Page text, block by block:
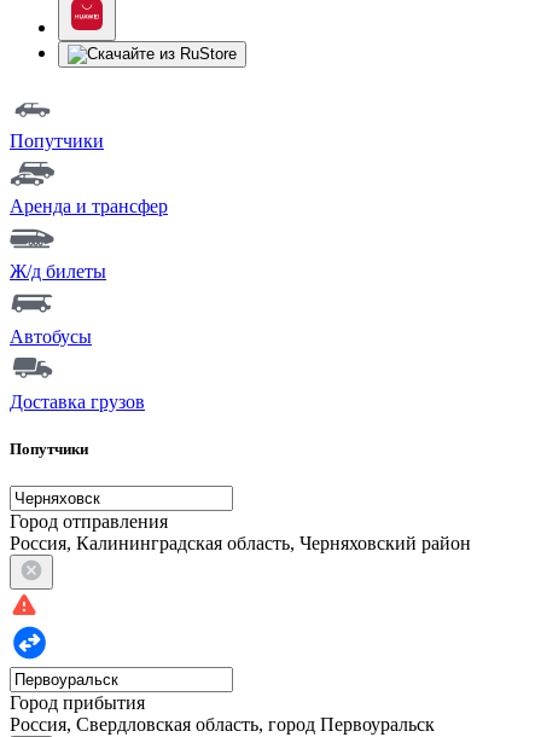
Попутчики
Аренда и трансфер
Ж/д билеты
Автобусы
Доставка грузов
Попутчики
Город отправления
Россия, Калининградская область, Черняховский район
Город прибытия
Россия, Свердловская область, город Первоуральск